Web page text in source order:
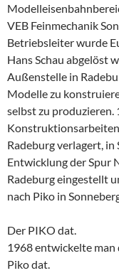
VEB Feinmechanik
Betriebsleiter wurde
Hans Schau abgelöst
Außenstelle in
Modelle zu
selbst zu
Radeburg verlagert,
Entwicklung der Spur
Radeburg eingestellt
nach Piko in
Der PIKO dat.
1968 entwickelte man
Piko dat.